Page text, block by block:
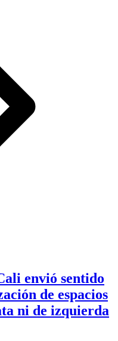
envió sentido
de espacios
ni de izquierda